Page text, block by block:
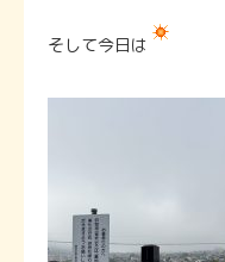
そして今日は